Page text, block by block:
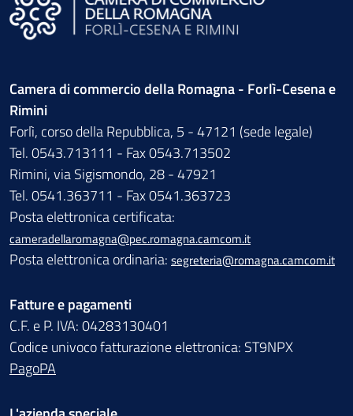
Camera di commercio della Romagna - Forlì-Cesena e
Rimini
Forlì, corso della Repubblica, 5 - 47121 (sede legale)
Tel. 0543.713111 - Fax 0543.713502
Rimini, via Sigismondo, 28 - 47921
Tel. 0541.363711 - Fax 0541.363723
Posta elettronica certificata:
cameradellaromagna@pec.romagna.camcom.it
Posta elettronica ordinaria: segreteria@romagna.camcom.it
Fatture e pagamenti
C.F. e P. IVA: 04283130401
Codice univoco fatturazione elettronica: ST9NPX
PagoPA